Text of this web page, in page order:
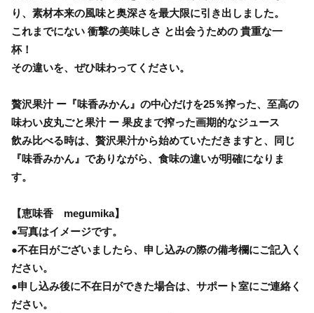
り、素材本来の風味と奥深さを最大限に引き出しました。
これまでにない 衝撃の美味しさ と出会うための 貴重な一
杯！
その違いを、ぜひ味わってください。
贅沢果汁 ー『味香みかん』の中心だけを25％搾った、至高の
味わい皮丸ごと果汁 ー 果皮まで搾った画期的なジュース
飲み比べる時は、贅沢果汁から始めていただきますと、同じ
『味香みかん』でありながら、食味の違いが明確になりま
す。
【恵味香 megumika】
●写真はイメージです。
●不在日がございましたら、申し込みの際の備考欄にご記入く
ださい。
●申し込み後に不在日ができた場合は、サポート室にご連絡く
ださい。